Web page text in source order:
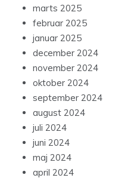
marts 2025
februar 2025
januar 2025
december 2024
november 2024
oktober 2024
september 2024
august 2024
juli 2024
juni 2024
maj 2024
april 2024